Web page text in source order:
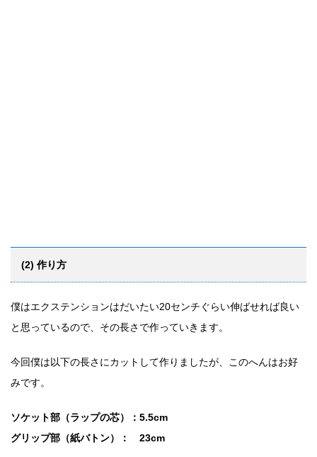
(2) 作り方
僕はエクステンションはだいたい20センチぐらい伸ばせれば良い
と思っているので、その長さで作っていきます。
今回僕は以下の長さにカットして作りましたが、このへんはお好
みです。
ソケット部（ラップの芯）：5.5cm
グリップ部（紙バトン）： 23cm